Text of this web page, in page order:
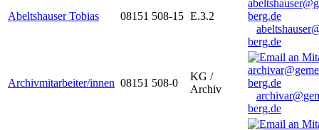
Abeltshauser Tobias 08151 508-15 E.3.2
berg.de
Archivmitarbeiter/innen 08151 508-0
KG /
Archiv
berg.de